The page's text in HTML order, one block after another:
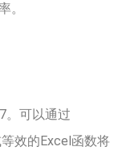
。
。可以通过
效的Excel函数将